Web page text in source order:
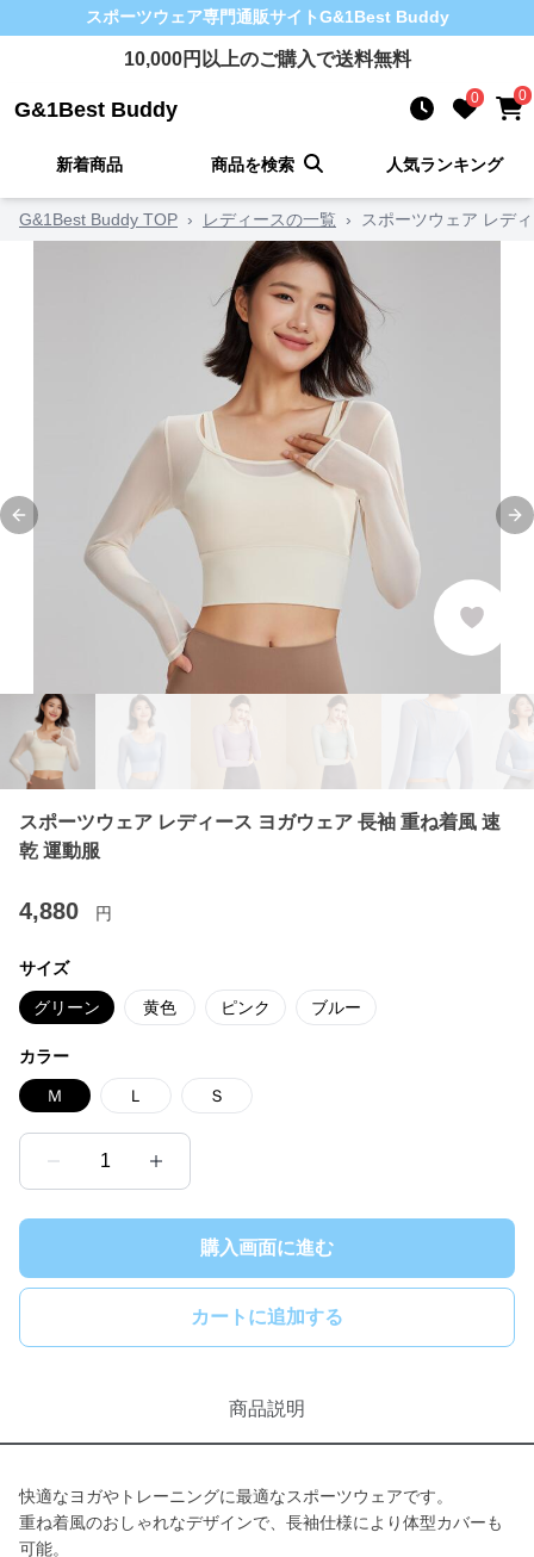
スポーツウェア専門通販サイトG&1Best Buddy
10,000円以上のご購入で送料無料
G&1Best Buddy 0 0
新着商品 商品を検索 人気ランキング
G&1Best Buddy TOP › レディースの一覧 › スポーツウェア レデ
Previous slide
スポーツウェア レディース ヨガウェア 長袖 重ね着風 速
乾 運動服
4,880 円
サイズ
グリーン 黄色 ピンク ブルー
カラー
Ｍ Ｌ Ｓ
1
購入画面に進む
カートに追加する
商品説明
快適なヨガやトレーニングに最適なスポーツウェアです。
重ね着風のおしゃれなデザインで、長袖仕様により体型カバーも
可能。